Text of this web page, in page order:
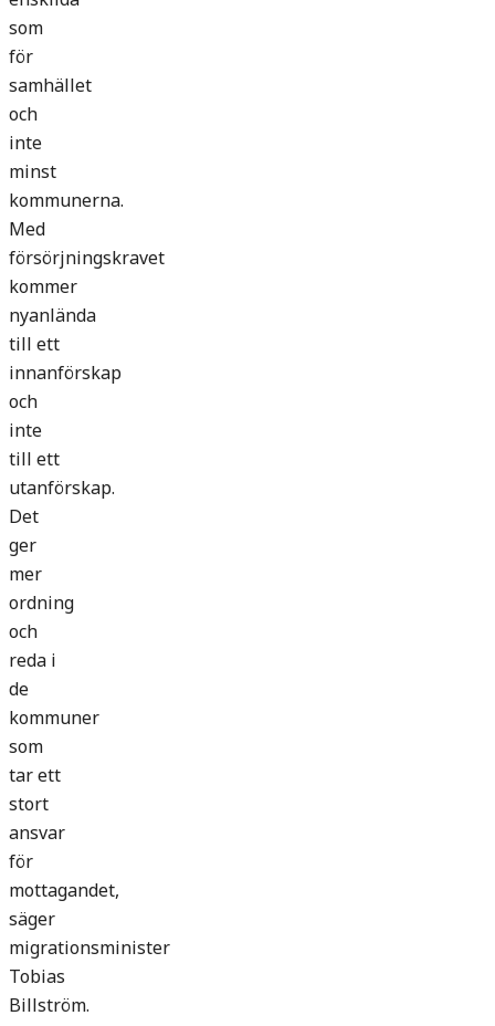
som
för
samhället
och
inte
minst
kommunerna.
Med
försörjningskravet
kommer
nyanlända
till ett
innanförskap
och
inte
till ett
utanförskap.
Det
ger
mer
ordning
och
reda i
de
kommuner
som
tar ett
stort
ansvar
för
mottagandet,
säger
migrationsminister
Tobias
Billström.